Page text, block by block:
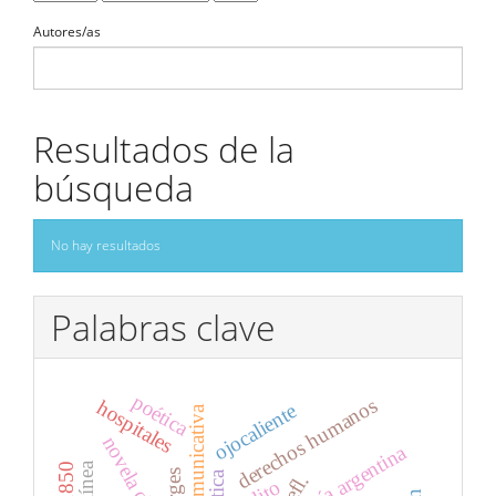
Autores/as
Resultados de la
búsqueda
No hay resultados
Palabras clave
derechos humanos
ética efl.
ojocaliente
hospitales
poética